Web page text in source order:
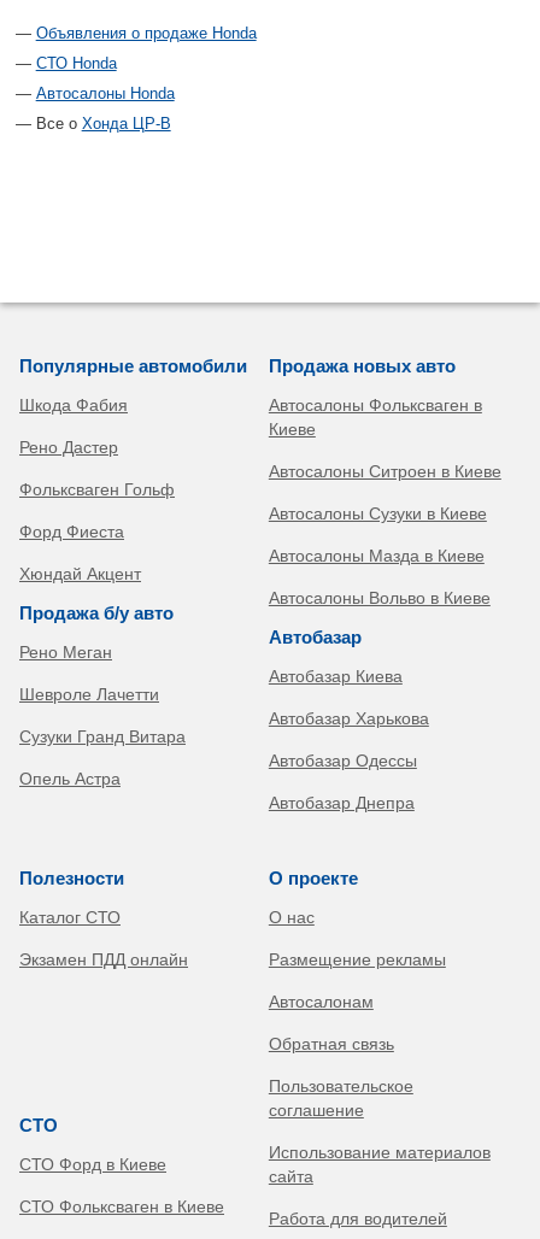
Объявления о продаже Honda
СТО Honda
Автосалоны Honda
Все о Хонда ЦР-В
Популярные автомобили
Шкода Фабия
Рено Дастер
Фольксваген Гольф
Форд Фиеста
Хюндай Акцент
Продажа б/у авто
Рено Меган
Шевроле Лачетти
Сузуки Гранд Витара
Опель Астра
Продажа новых авто
Автосалоны Фольксваген в
Киеве
Автосалоны Ситроен в Киеве
Автосалоны Сузуки в Киеве
Автосалоны Мазда в Киеве
Автосалоны Вольво в Киеве
Автобазар
Автобазар Киева
Автобазар Харькова
Автобазар Одессы
Автобазар Днепра
Полезности
Каталог СТО
Экзамен ПДД онлайн
СТО
СТО Форд в Киеве
СТО Фольксваген в Киеве
О проекте
О нас
Размещение рекламы
Автосалонам
Обратная связь
Пользовательское
соглашение
Использование материалов
сайта
Работа для водителей